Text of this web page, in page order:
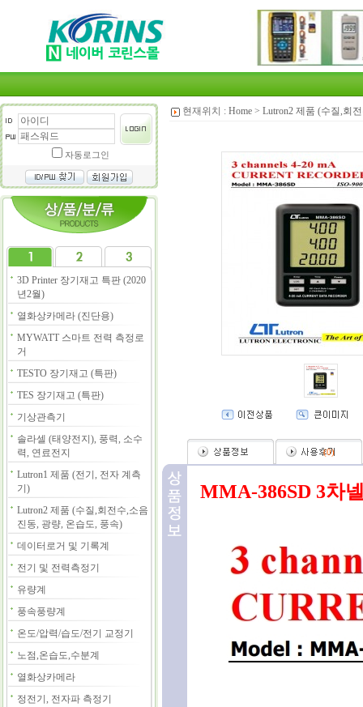
자동로그인
3D Printer 장기재고 특판 (2020
년2월)
열화상카메라 (진단용)
MYWATT 스마트 전력 측정로
거
TESTO 장기재고 (특판)
TES 장기재고 (특판)
기상관측기
솔라셀 (태양전지), 풍력, 소수
력, 연료전지
Lutron1 제품 (전기, 전자 계측
기)
Lutron2 제품 (수질,회전수,소음
진동, 광량, 온습도, 풍속)
데이터로거 및 기록계
전기 및 전력측정기
유량계
풍속풍량계
온도/압력/습도/전기 교정기
노점,온습도,수분계
열화상카메라
정전기, 전자파 측정기
현재위치 : Home > Lutron2 제품 (수질,회
(0)
MMA-386SD 3차